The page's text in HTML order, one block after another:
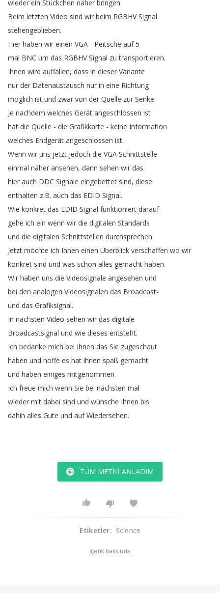
wieder ein Stückchen näher bringen.
Beim letzten Video sind wir beim RGBHV Signal
stehengeblieben.
Hier haben wir einen VGA - Peitsche auf5
mal BNC um das RGBHV Signal zu transportieren.
Ihnen wird auffallen, dass in dieser Variante
nur der Datenaustausch nur in eine Richtung
möglich ist und zwar von der Quelle zur Senke.
Je nachdem welches Gerät angeschlossen ist
hat die Quelle - die Grafikkarte - keine Information
welches Endgerät angeschlossen ist.
Wenn wir uns jetzt jedoch die VGA Schnittstelle
einmal näher ansehen, dann sehen wir das
hier auch DDC Signale eingebettet sind, diese
enthalten z.B. auch das EDID Signal.
Wie konkret das EDID Signal funktioniert darauf
gehe ich ein wenn wir die digitalen Standards
und die digitalen Schnittstellen durchsprechen.
Jetzt möchte ich Ihnen einen Überblick verschaffen wo wir
konkret sind und was schon alles gemacht haben.
Wir haben uns die Videosignale angesehen und
bei den analogen Videosignalen das Broadcast-
und das Grafiksignal.
In nächsten Video sehen wir das digitale
Broadcastsignal und wie dieses entsteht.
Ich bedanke mich bei Ihnen das Sie zugeschaut
haben und hoffe es hat ihnen spaß gemacht
und haben einiges mitgenommen.
Ich freue mich wenn Sie bei nächsten mal
wieder mit dabei sind und wünsche Ihnen bis
dahin alles Gute und auf Wiedersehen.
TÜM METNI ANLADIM
Etiketler: Science
İçerik hakkında